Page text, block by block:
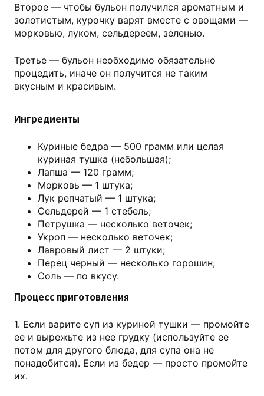
Второе — чтобы бульон получился ароматным и
золотистым, курочку варят вместе с овощами —
морковью, луком, сельдереем, зеленью.
Третье — бульон необходимо обязательно
процедить, иначе он получится не таким
вкусным и красивым.
Ингредиенты
Куриные бедра — 500 грамм или целая
куриная тушка (небольшая);
Лапша — 120 грамм;
Морковь — 1 штука;
Лук репчатый — 1 штука;
Сельдерей — 1 стебель;
Петрушка — несколько веточек;
Укроп — несколько веточек;
Лавровый лист — 2 штуки;
Перец черный — несколько горошин;
Соль — по вкусу.
Процесс приготовления
1. Если варите суп из куриной тушки — промойте
ее и вырежьте из нее грудку (используйте ее
потом для другого блюда, для супа она не
понадобится). Если из бедер — просто промойте
их.